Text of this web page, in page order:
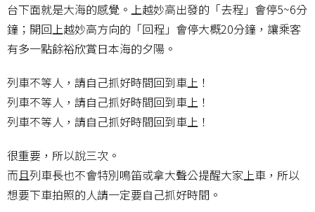
台下面就是大海的感覺。上越妙高出發的「去程」會停5~6分
鐘；開回上越妙高方向的「回程」會停大概20分鐘，讓乘客
有多一點餘裕欣賞日本海的夕陽。
列車不等人，請自己抓好時間回到車上！
列車不等人，請自己抓好時間回到車上！
列車不等人，請自己抓好時間回到車上！
很重要，所以說三次。
而且列車長也不會特別鳴笛或拿大聲公提醒大家上車，所以
想要下車拍照的人請一定要自己抓好時間。